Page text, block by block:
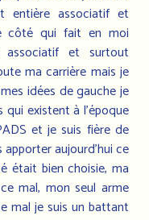
entière associatif et
côté qui fait en moi
associatif et surtout
ma carrière mais je
idées de gauche je
existent à l’époque
et je suis fière de
apporter aujourd'hui ce
était bien choisie, ma
mal, mon seul arme
mal je suis un battant